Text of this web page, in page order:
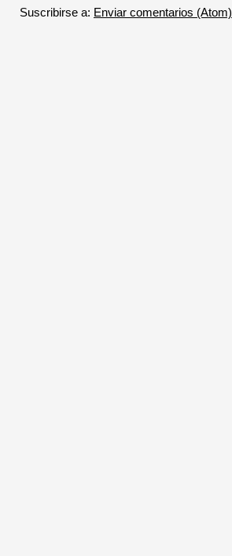
Suscribirse a: Enviar comentarios (Atom)